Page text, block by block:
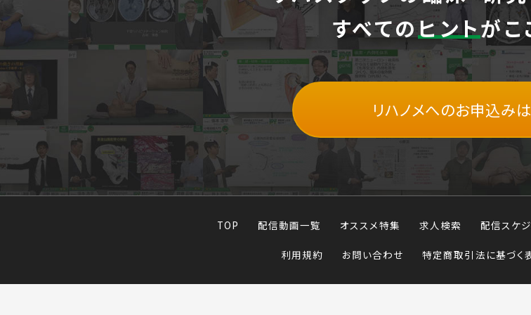
すべてのヒントがこ
リハノメへのお申込み
TOP 配信動画一覧 オススメ特集 求人検索 配信スケ
利用規約 お問い合わせ 特定商取引法に基づく